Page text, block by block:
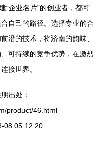
“企业名片”的创业者，都可
自己的路径。选择专业的合
沿的技术，将济南的韵味、
可持续的竞争优势，在激烈
接世界。
出处：
product/46.html
08 05:12:20